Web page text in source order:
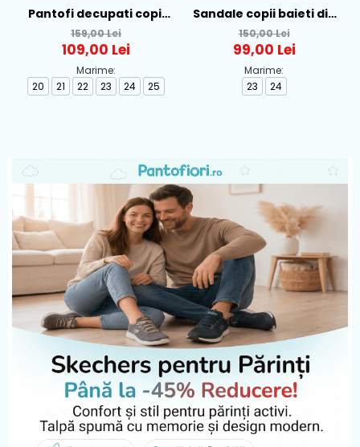
Pantofi decupati copii
fete din textil DD Step,
Mov - F065-61331D
159,00 Lei
109,00 Lei
Marime:
20
21 22 23 24 25
Sandale copii baieti din
piele DD Step, Gri -
G064-51156B
150,00 Lei
99,00 Lei
Marime:
23
24